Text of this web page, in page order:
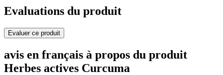
Evaluations du produit
Evaluer ce produit
avis en français à propos du produit
Herbes actives Curcuma